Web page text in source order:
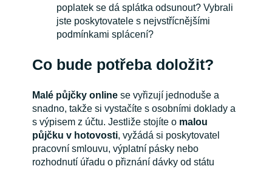
poplatek se dá splátka odsunout? Vybrali
jste poskytovatele s nejvstřícnějšími
podmínkami splácení?
Co bude potřeba doložit?
Malé půjčky onlinese vyřizují jednoduše a
snadno, takže si vystačíte s osobními doklady a
s výpisem z účtu. Jestliže stojíte o malou
půjčku v hotovosti, vyžádá si poskytovatel
pracovní smlouvu, výplatní pásky nebo
rozhodnutí úřadu o přiznání dávky od státu